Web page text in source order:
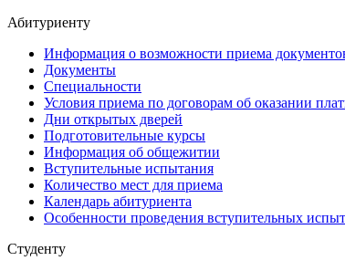
Абитуриенту
Информация о возможности приема
Документы
Специальности
Условия приема по договорам об оказании
Дни открытых дверей
Подготовительные курсы
Информация об общежитии
Вступительные испытания
Количество мест для приема
Календарь абитуриента
Особенности проведения вступительных
Студенту